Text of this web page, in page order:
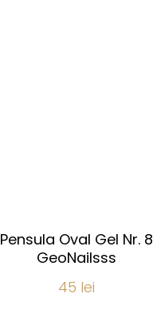
Pensula Oval Gel Nr. 8
GeoNailsss
45 lei